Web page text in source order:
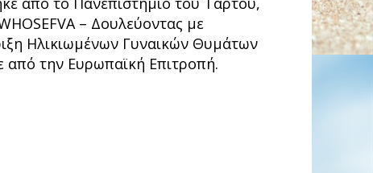
– Δουλεύοντας με
Ηλικιωμένων Γυναικών Θυμάτων
από την Ευρωπαϊκή Επιτροπή.